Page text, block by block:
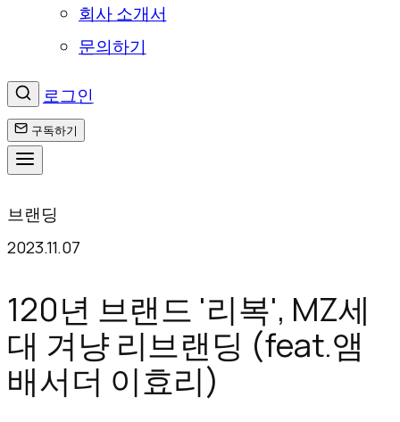
회사 소개서
문의하기
로그인
구독하기
텐
츠
로
바
로
가
브랜딩
2023.11.07
120년 브랜드 '리복', MZ세
대 겨냥 리브랜딩 (feat.앰
배서더 이효리)